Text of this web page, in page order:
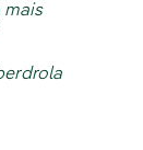
mais